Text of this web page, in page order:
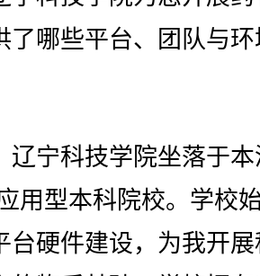
了哪些平台、团队与
宁科技学院坐落于本
用型本科院校。学校
台硬件建设，为我开